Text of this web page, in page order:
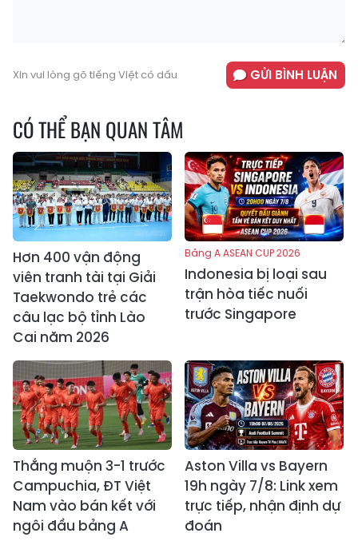
Xin vui lòng gõ tiếng Việt có dấu GỬI BÌNH LUẬN
CÓ THỂ BẠN QUAN TÂM
Hơn 400 vận động
viên tranh tài tại Giải
Taekwondo trẻ các
câu lạc bộ tỉnh Lào
Cai năm 2026
Bảng A ASEAN CUP 2026
Indonesia bị loại sau
trận hòa tiếc nuối
trước Singapore
Thắng muộn 3-1 trước
Campuchia, ĐT Việt
Nam vào bán kết với
ngôi đầu bảng A
Aston Villa vs Bayern
19h ngày 7/8: Link xem
trực tiếp, nhận định dự
đoán